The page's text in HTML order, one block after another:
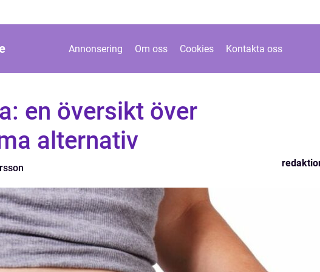
Annonsering Om oss Cookies Kontakta oss
en översikt över
alternativ